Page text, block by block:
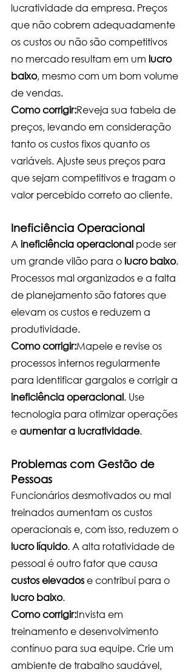
lucratividade da empresa. Preços
que não cobrem adequadamente
os custos ou não são competitivos
no mercado resultam em um lucro
baixo, mesmo com um bom volume
de vendas.
Como corrigir:Reveja sua tabela de
preços, levando em consideração
tanto os custos fixos quanto os
variáveis. Ajuste seus preços para
que sejam competitivos e tragam o
valor percebido correto ao cliente.
Ineficiência Operacional
A ineficiência operacional pode ser
um grande vilão para o lucro baixo.
Processos mal organizados e a falta
de planejamento são fatores que
elevam os custos e reduzem a
produtividade.
Como corrigir:Mapeie e revise os
processos internos regularmente
para identificar gargalos e corrigir a
ineficiência operacional. Use
tecnologia para otimizar operações
e aumentar a lucratividade.
Problemas com Gestão de
Pessoas
Funcionários desmotivados ou mal
treinados aumentam os custos
operacionais e, com isso, reduzem o
lucro líquido. A alta rotatividade de
pessoal é outro fator que causa
custos elevados e contribui para o
lucro baixo.
Como corrigir:Invista em
treinamento e desenvolvimento
contínuo para sua equipe. Crie um
ambiente de trabalho saudável,